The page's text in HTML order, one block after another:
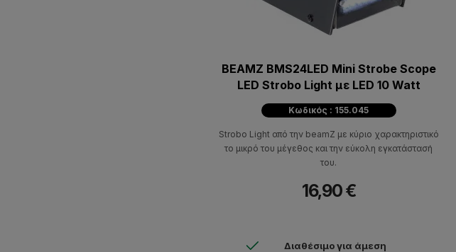
BEAMZ BMS24LED Mini Strobe Scope
LED Strobo Light με LED 10 Watt
Κωδικός : 155.045
Strobo Light από την beamZ με κύριο χαρακτηριστικό
το μικρό του μέγεθος και την εύκολη εγκατάστασή
του.
16,90 €
Διαθέσιμο για άμεση